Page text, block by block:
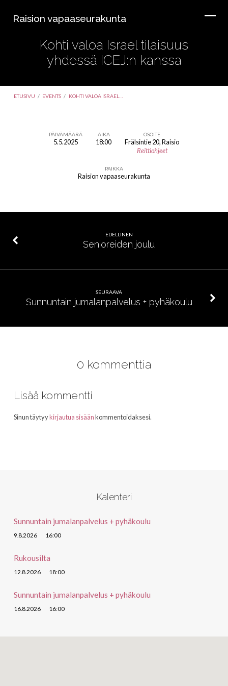
Raision vapaaseurakunta
Kohti valoa Israel tilaisuus
yhdessä ICEJ:n kanssa
ETUSIVU / EVENTS / KOHTI VALOA ISRAEL…
kanssa
PÄIVÄMÄÄRÄ
5.5.2025
AIKA
18:00
OSOITE
Frälsintie 20, Raisio
Reittiohjeet
PAIKKA
Raision vapaaseurakunta
EDELLINEN
Senioreiden joulu
SEURAAVA
Sunnuntain jumalanpalvelus + pyhäkoulu
0 kommenttia
Lisää kommentti
Sinun täytyykirjautua sisäänkommentoidaksesi.
Kalenteri
Sunnuntain jumalanpalvelus + pyhäkoulu
9.8.2026 16:00
Rukousilta
12.8.2026 18:00
Sunnuntain jumalanpalvelus + pyhäkoulu
16.8.2026 16:00